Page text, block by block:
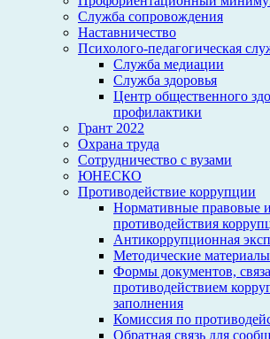
Служба сопровождения
Наставничество
Психолого-педагогическая
Служба медиации
Служба здоровья
Центр общественного
профилактики
Грант 2022
Охрана труда
Сотрудничество с вузами
ЮНЕСКО
Противодействие коррупции
Нормативные правовые
противодействия
Антикоррупционная
Методические материалы
Формы документов,
противодействием
заполнения
Комиссия по
Обратная связь для